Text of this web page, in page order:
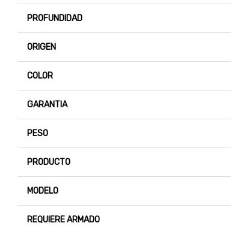
PROFUNDIDAD
ORIGEN
COLOR
GARANTIA
PESO
PRODUCTO
MODELO
REQUIERE ARMADO